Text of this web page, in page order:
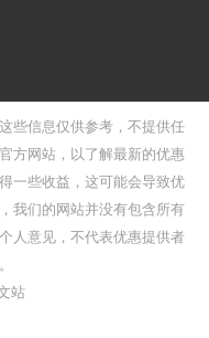
些信息仅供参考，不提供任
方网站，以了解最新的优惠
一些收益，这可能会导致优
我们的网站并没有包含所有
人意见，不代表优惠提供者
站